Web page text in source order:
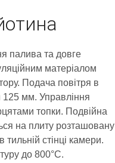
палива та довге
матеріалом
Подача повітря в
125 мм. Управління
топки. Подвійна
на плиту розташовану
стінці камери.
до 800°C.